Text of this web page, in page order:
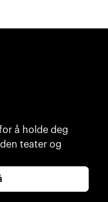
å holde deg
teater og